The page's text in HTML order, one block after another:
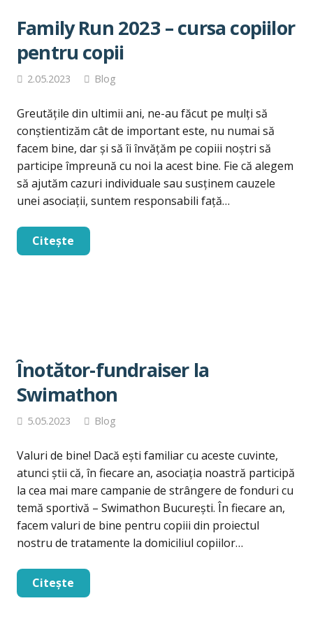
Family Run 2023 – cursa copiilor
pentru copii
2.05.2023 Blog
Greutățile din ultimii ani, ne-au făcut pe mulți să
conștientizăm cât de important este, nu numai să
facem bine, dar și să îi învățăm pe copiii noștri să
participe împreună cu noi la acest bine. Fie că alegem
să ajutăm cazuri individuale sau susținem cauzele
unei asociații, suntem responsabili față…
Citește
Înotător-fundraiser la
Swimathon
5.05.2023 Blog
Valuri de bine! Dacă ești familiar cu aceste cuvinte,
atunci știi că, în fiecare an, asociația noastră participă
la cea mai mare campanie de strângere de fonduri cu
temă sportivă – Swimathon București. În fiecare an,
facem valuri de bine pentru copiii din proiectul
nostru de tratamente la domiciliul copiilor…
Citește